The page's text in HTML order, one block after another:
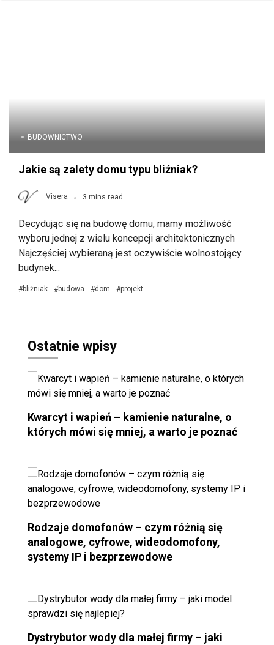
BUDOWNICTWO
Jakie są zalety domu typu bliźniak?
Visera 3 mins read
Decydując się na budowę domu, mamy możliwość
wyboru jednej z wielu koncepcji architektonicznych
Najczęściej wybieraną jest oczywiście wolnostojący
budynek...
#bliźniak #budowa #dom #projekt
Ostatnie wpisy
Kwarcyt i wapień – kamienie naturalne, o
których mówi się mniej, a warto je poznać
Rodzaje domofonów – czym różnią się
analogowe, cyfrowe, wideodomofony,
systemy IP i bezprzewodowe
Dystrybutor wody dla małej firmy – jaki